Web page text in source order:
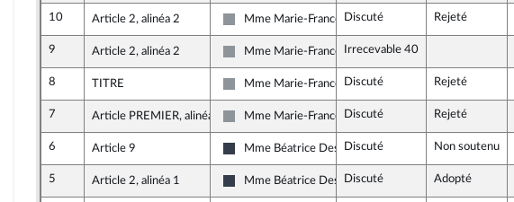
10 Article 2, alinéa 2
Non inscrit
Mme Marie-France Lorho
Discuté Rejeté
9 Article 2, alinéa 2
Non inscrit
Mme Marie-France LorhoIrrecevable 40
8 TITRE
Non inscrit
Mme Marie-France Lorho
Discuté Rejeté
7 Article PREMIER, alinéa 1
Non inscrit
Mme Marie-France Lorho
Discuté Rejeté
6 Article 9
UDI et Indépendants
Mme Béatrice Descamps
Discuté Non soutenu
5 Article 2, alinéa 1
UDI et Indépendants
Mme Béatrice Descamps
Discuté Adopté